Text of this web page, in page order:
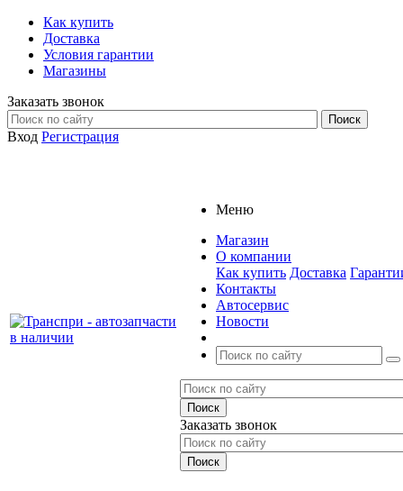
Как купить
Доставка
Условия гарантии
Магазины
Заказать звонок
Вход Регистрация
Меню
Магазин
О компании
Как купить Доставка
Контакты
Автосервис
Новости
Заказать звонок